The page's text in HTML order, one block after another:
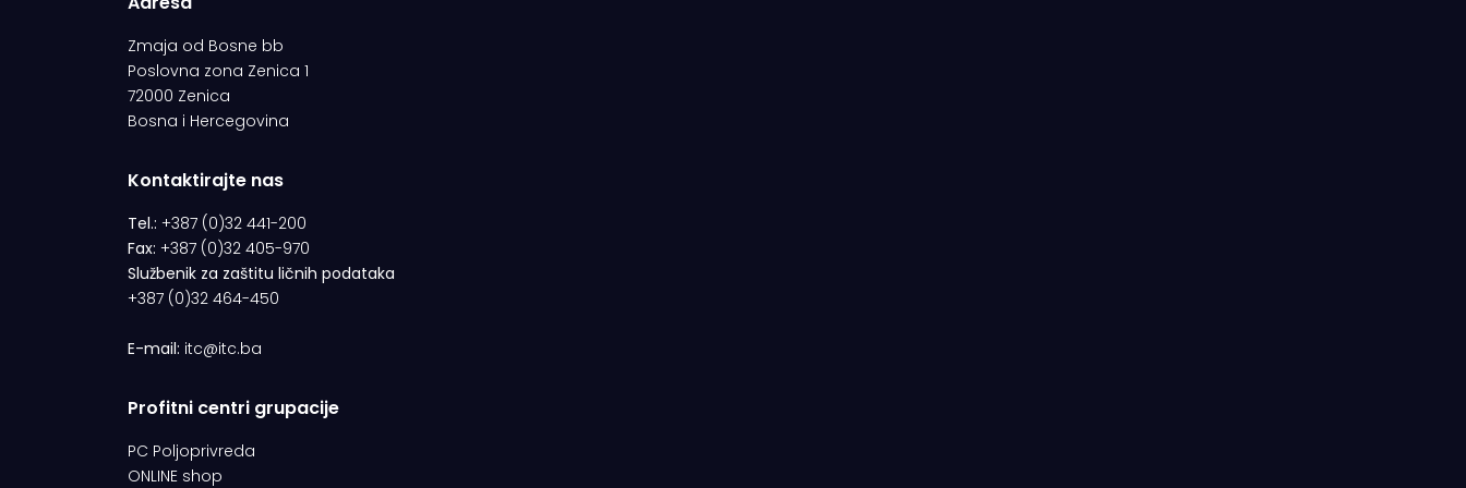
Zmaja od Bosne bb
Poslovna zona Zenica 1
72000 Zenica
Bosna i Hercegovina
Kontaktirajte nas
Tel.: +387 (0)32 441-200
Fax: +387 (0)32 405-970
Službenik za zaštitu ličnih podataka
+387 (0)32 464-450
E-mail: itc@itc.ba
Profitni centri grupacije
PC Poljoprivreda
ONLINE shop